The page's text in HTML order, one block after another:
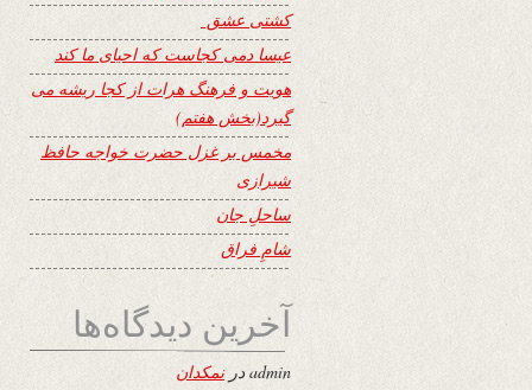
کشتی عشق
عیسا دمی کجاست که احیای ما کند
هویت و فرهنگ هرات از کجا ریشه می
گیرد(بخش هفتم)
مخمس بر غزل حضرت خواجه حافظ
شیرازی
ساحلِ جان
شامِ فراق
آخرین دیدگاه‌ها
adminدرنمکدان